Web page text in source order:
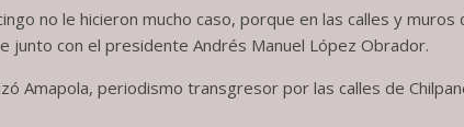
no le hicieron mucho caso, porque en las calles y
junto con el presidente Andrés Manuel López Obrador.
Amapola, periodismo transgresor por las calles de